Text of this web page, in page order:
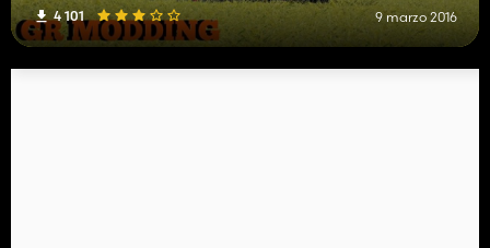
4 101 9 marzo 2016